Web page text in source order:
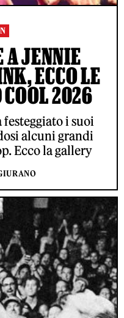
A JENNIE
ECCO LE
2026
i suoi
alcuni grandi
Ecco la gallery